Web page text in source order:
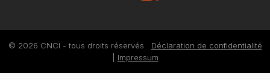
© 2026 CNCI - tous droits réservés Déclaration de confidentialité
Impressum